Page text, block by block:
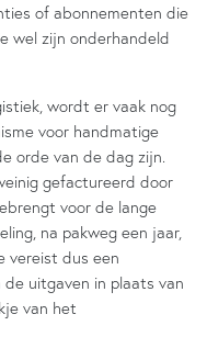
of abonnementen die
wel zijn onderhandeld
wordt er vaak nog
voor handmatige
orde van de dag zijn.
gefactureerd door
voor de lange
na pakweg een jaar,
vereist dus een
uitgaven in plaats van
van het